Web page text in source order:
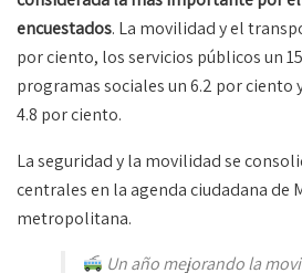
encuestados. La movilidad y el
por ciento, los servicios públicos un
programas sociales un 6.2 por ciento
4.8 por ciento.
La seguridad y la movilidad se
centrales en la agenda ciudadana de
metropolitana.
Un año mejorando la